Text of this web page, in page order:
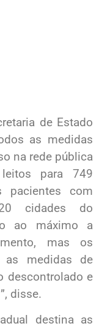
de Estado
as medidas
na rede pública
para 749
pacientes com
cidades do
ao máximo a
mas os
as medidas de
descontrolado e
disse.
destina as